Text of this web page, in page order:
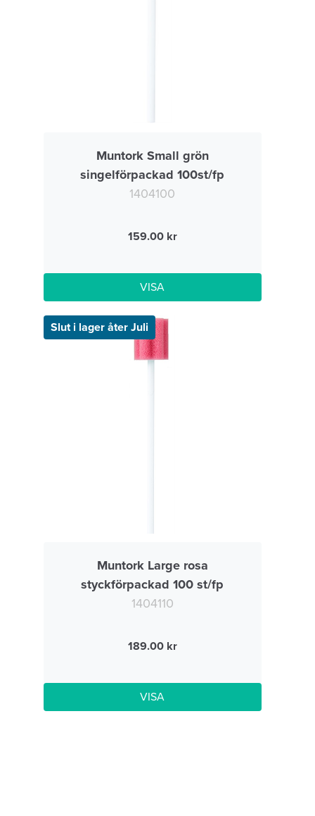
Muntork Small grön
singelförpackad 100st/fp
1404100
159.00
VISA
Slut i lager åter Juli
Muntork Large rosa
styckförpackad 100 st/fp
1404110
189.00
VISA